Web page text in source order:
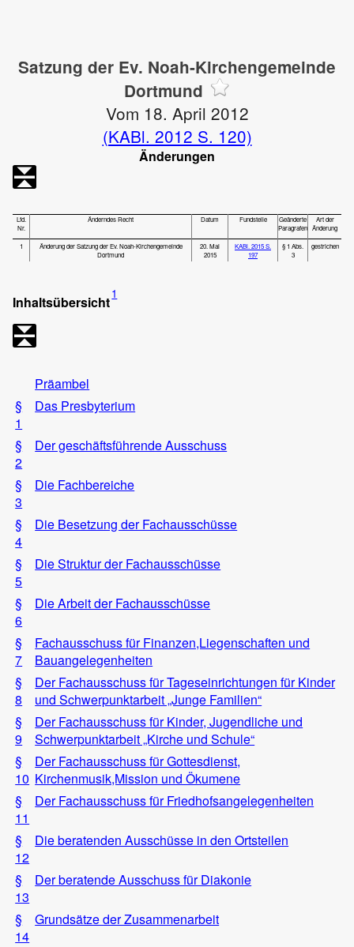
Satzung der Ev. Noah-Kirchengemeinde
Dortmund
Vom 18. April 2012
(KABl. 2012 S. 120)
Änderungen
Lfd.
Nr.
Änderndes Recht Datum Fundstelle
Geänderte
Paragrafen
Art der
Änderung
1
Änderung der Satzung der Ev. Noah-Kirchengemeinde
Dortmund
20. Mai
2015
KABl. 2015 S.
197
§ 1 Abs.
3
gestrichen
Inhaltsübersicht1
Präambel
§
1
Das Presbyterium
§
2
Der geschäftsführende Ausschuss
§
3
Die Fachbereiche
§
4
Die Besetzung der Fachausschüsse
§
5
Die Struktur der Fachausschüsse
§
6
Die Arbeit der Fachausschüsse
§
7
Fachausschuss für Finanzen,Liegenschaften und
Bauangelegenheiten
§
8
Der Fachausschuss für Tageseinrichtungen für Kinder
und Schwerpunktarbeit „Junge Familien“
§
9
Der Fachausschuss für Kinder, Jugendliche und
Schwerpunktarbeit „Kirche und Schule“
§
10
Der Fachausschuss für Gottesdienst,
Kirchenmusik,Mission und Ökumene
§
11
Der Fachausschuss für Friedhofsangelegenheiten
§
12
Die beratenden Ausschüsse in den Ortsteilen
§
13
Der beratende Ausschuss für Diakonie
§
14
Grundsätze der Zusammenarbeit